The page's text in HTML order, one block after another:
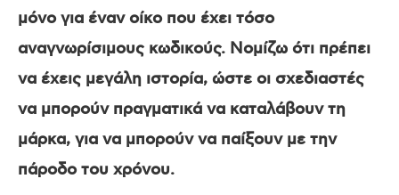
μόνο για έναν οίκο που έχει τόσο
αναγνωρίσιμους κωδικούς. Νομίζω ότι πρέπει
να έχεις μεγάλη ιστορία, ώστε οι σχεδιαστές
να μπορούν πραγματικά να καταλάβουν τη
μάρκα, για να μπορούν να παίξουν με την
πάροδο του χρόνου.